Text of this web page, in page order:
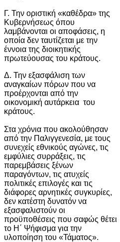
Γ. Την οριστική «καθέδρα» της
Κυβερνήσεως όπου
λαμβάνονται οι αποφάσεις, η
οποία δεν ταυτίζεται με την
έννοια της διοικητικής
πρωτεύουσας του κράτους.
Δ. Την εξασφάλιση των
αναγκαίων πόρων που να
προέρχονται από την
οικονομική αυτάρκεια του
κράτους.
Στα χρόνια που ακολούθησαν
από την Παλιγγενεσία, με τους
συνεχείς εθνικούς αγώνες, τις
εμφύλιες συρράξεις, τις
παρεμβάσεις ξένων
παραγόντων, τις ατυχείς
πολιτικές επιλογές και τις
διάφορες αρνητικές συγκυρίες,
δεν κατέστη δυνατόν να
εξασφαλιστούν οι
προϋποθέσεις που σαφώς θέτει
το Η΄ Ψήφισμα για την
υλοποίηση του «Τάματος».